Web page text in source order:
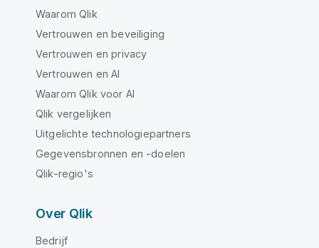
Waarom Qlik
Vertrouwen en beveiliging
Vertrouwen en privacy
Vertrouwen en AI
Waarom Qlik voor AI
Qlik vergelijken
Uitgelichte technologiepartners
Gegevensbronnen en -doelen
Qlik-regio's
Over Qlik
Bedrijf